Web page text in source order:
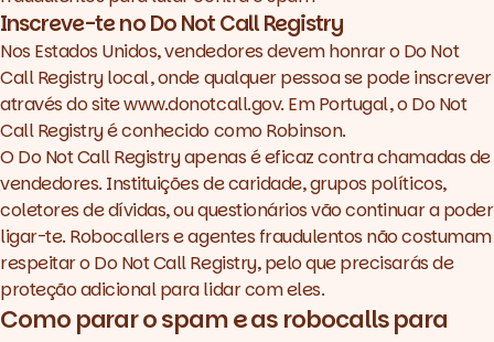
Inscreve-te no Do Not Call Registry
Nos Estados Unidos, vendedores devem honrar o Do Not
Call Registry local, onde qualquer pessoa se pode inscrever
através do sitewww.donotcall.gov. Em Portugal, o Do Not
Call Registry é conhecido comoRobinson.
O Do Not Call Registry apenas é eficaz contra chamadas de
vendedores. Instituições de caridade, grupos políticos,
coletores de dívidas, ou questionários vão continuar a poder
ligar-te. Robocallers e agentes fraudulentos não costumam
respeitar o Do Not Call Registry, pelo que precisarás de
proteção adicional para lidar com eles.
Como parar o spam e as robocalls para